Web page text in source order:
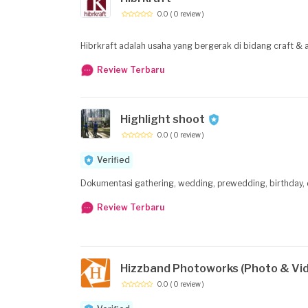
0.0 ( 0 review )
Hibrkraft adalah usaha yang bergerak di bidang craft &
Review Terbaru
Highlight shoot
0.0 ( 0 review )
Verified
Dokumentasi gathering, wedding, prewedding, birthday,
Review Terbaru
Hizzband Photoworks (Photo &
0.0 ( 0 review )